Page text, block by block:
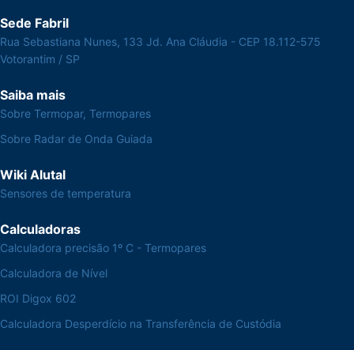
Sede Fabril
Rua Sebastiana Nunes, 133 Jd. Ana Cláudia - CEP 18.112-575
Votorantim / SP
Saiba mais
Sobre Termopar, Termopares
Sobre Radar de Onda Guiada
Wiki Alutal
Sensores de temperatura
Calculadoras
Calculadora precisão 1º C - Termopares
Calculadora de Nível
ROI Digox 602
Calculadora Desperdício na Transferência de Custódia